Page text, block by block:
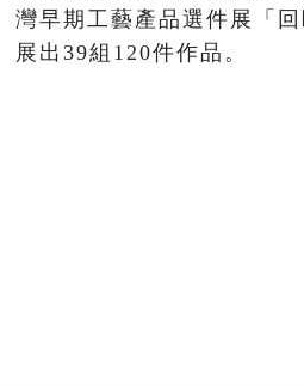
灣早期工藝產品選件展「
展出39組120件作品。